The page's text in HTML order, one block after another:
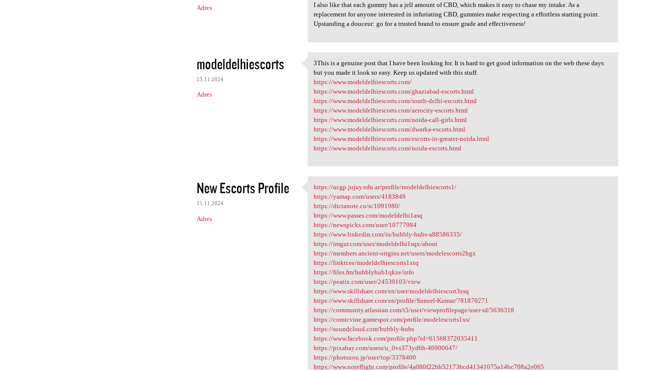
Adres
I also like that each gummy has a jell amount of CBD, which makes it easy to chase my intake. As a
replacement for anyone interested in infuriating CBD, gummies make respecting a effortless starting point.
Upstanding a douceur: go for a trusted brand to ensure grade and effectiveness!
modeldelhiescorts
15.11.2024
Adres
3This is a genuine post that
3This is a genuine post that I have been looking for. It is hard to get good information on the web these days
but you made it look so easy. Keep us updated with this stuff.
https://www.modeldelhiescorts.com/
https://www.modeldelhiescorts.com/ghaziabad-escorts.html
https://www.modeldelhiescorts.com/south-delhi-escorts.html
https://www.modeldelhiescorts.com/aerocity-escorts.html
https://www.modeldelhiescorts.com/noida-call-girls.html
https://www.modeldelhiescorts.com/dwarka-escorts.html
https://www.modeldelhiescorts.com/escorts-in-greater-noida.html
https://www.modeldelhiescorts.com/noida-escorts.html
New Escorts Profile
15.11.2024
Adres
https://ucgp.jujuy.edu.ar
https://ucgp.jujuy.edu.ar/profile/modeldelhiescorts1/
https://yamap.com/users/4183849
https://dictanote.co/n/1091980/
https://www.passes.com/modeldelhi1asq
https://newspicks.com/user/10777984
https://www.linkedin.com/in/bubbly-hubs-a88586335/
https://imgur.com/user/modeldelhi1sqx/about
https://members.ancient-origins.net/users/modelescorts2hgx
https://linktr.ee/modeldelhiescorts1xtq
https://files.fm/bubblyhub1qkze/info
https://peatix.com/user/24539103/view
https://www.skillshare.com/en/user/modeldelhiescort3zsq
https://www.skillshare.com/en/profile/Suneel-Kumar/781870271
https://community.atlassian.com/t5/user/viewprofilepage/user-id/5636318
https://comicvine.gamespot.com/profile/modelescorts1xs/
https://soundcloud.com/bubbly-hubs
https://www.facebook.com/profile.php?id=61568372035411
https://pixabay.com/users/u_0vs373yd6h-46900647/
https://photozou.jp/user/top/3378400
https://www.noteflight.com/profile/4a080f22bb52173bcd41341075a14bc708a2e065